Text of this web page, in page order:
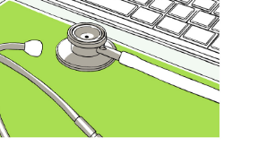
）は必須ではありません。日本語での書
ーションが中心となります。